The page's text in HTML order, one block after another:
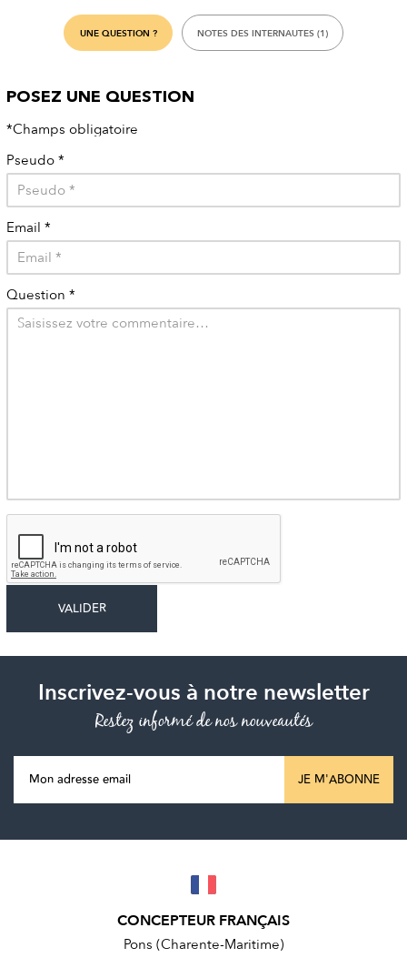
UNE QUESTION ? NOTES DES INTERNAUTES (1)
POSEZ UNE QUESTION
*Champs obligatoire
Pseudo *
Email *
Question *
Inscrivez-vous à notre newsletter
Restez informé de nos nouveautés
JE M'ABONNE
CONCEPTEUR FRANÇAIS
Pons (Charente-Maritime)